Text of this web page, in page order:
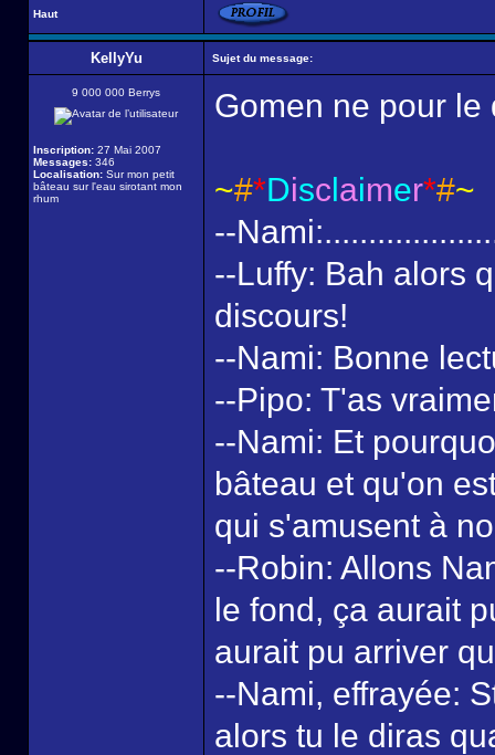
Haut
KellyYu Sujet du message:
9 000 000 Berrys
Inscription: 27 Mai 2007
Messages: 346
Localisation: Sur mon petit
bâteau sur l'eau sirotant mon
rhum
Gomen ne pour
~#*Disclaimer*#~
--
--Luffy: Bah alors
discours!
--Nami: Bonne
--Pipo: T'as
--Nami: Et
bâteau et qu'on
qui s'amusent à
--Robin: Allons
le fond, ça aurait
aurait pu arriver
--Nami, effrayée:
alors tu le diras